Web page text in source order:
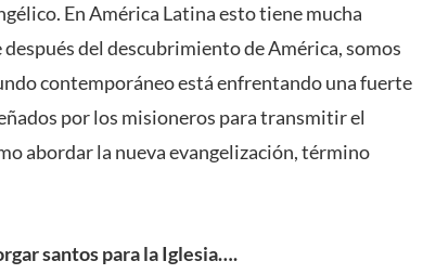
En América Latina esto tiene mucha
del descubrimiento de América, somos
contemporáneo está enfrentando una fuerte
por los misioneros para transmitir el
abordar la nueva evangelización, término
santos para la Iglesia….